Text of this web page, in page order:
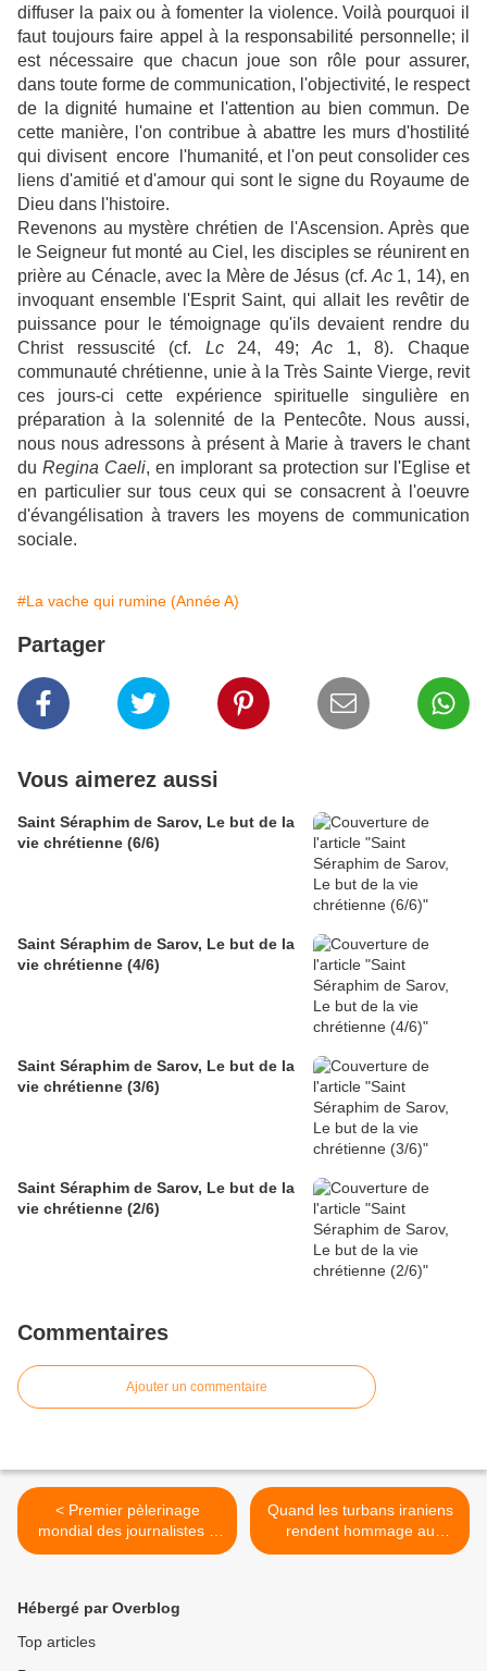
diffuser la paix ou à fomenter la violence. Voilà pourquoi il
faut toujours faire appel à la responsabilité personnelle; il
est nécessaire que chacun joue son rôle pour assurer,
dans toute forme de communication, l'objectivité, le respect
de la dignité humaine et l'attention au bien commun. De
cette manière, l'on contribue à abattre les murs d'hostilité
qui divisent encore l'humanité, et l'on peut consolider ces
liens d'amitié et d'amour qui sont le signe du Royaume de
Dieu dans l'histoire.
Revenons au mystère chrétien de l'Ascension. Après que
le Seigneur fut monté au Ciel, les disciples se réunirent en
prière au Cénacle, avec la Mère de Jésus (cf. Ac 1, 14), en
invoquant ensemble l'Esprit Saint, qui allait les revêtir de
puissance pour le témoignage qu'ils devaient rendre du
Christ ressuscité (cf. Lc24, 49;Ac 1, 8). Chaque
communauté chrétienne, unie à la Très Sainte Vierge, revit
ces jours-ci cette expérience spirituelle singulière en
préparation à la solennité de la Pentecôte. Nous aussi,
nous nous adressons à présent à Marie à travers le chant
duRegina Caeli, en implorant sa protection sur l'Eglise et
en particulier sur tous ceux qui se consacrent à l'oeuvre
d'évangélisation à travers les moyens de communication
sociale.
#La vache qui rumine (Année A)
Partager
Vous aimerez aussi
Saint Séraphim de Sarov, Le but de la
vie chrétienne (6/6)
Saint Séraphim de Sarov, Le but de la
vie chrétienne (4/6)
Saint Séraphim de Sarov, Le but de la
vie chrétienne (3/6)
Saint Séraphim de Sarov, Le but de la
vie chrétienne (2/6)
Commentaires
Ajouter un commentaire
< Premier pèlerinage
mondial des journalistes à
Lourdes: pour s'inscrire
Quand les turbans iraniens
rendent hommage au
pasteur de Rome >
Hébergé par Overblog
Top articles